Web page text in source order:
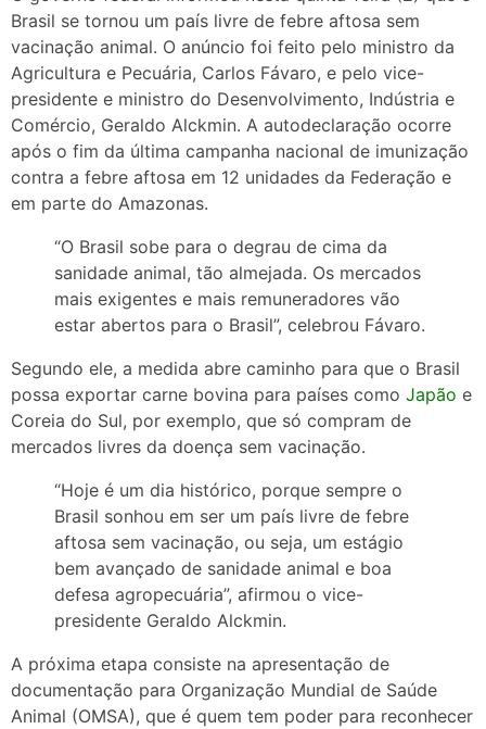
Brasil se tornou um país livre de febre aftosa sem
vacinação animal. O anúncio foi feito pelo ministro da
Agricultura e Pecuária, Carlos Fávaro, e pelo vice-
presidente e ministro do Desenvolvimento, Indústria e
Comércio, Geraldo Alckmin. A autodeclaração ocorre
após o fim da última campanha nacional de imunização
contra a febre aftosa em 12 unidades da Federação e
em parte do Amazonas.
“O Brasil sobe para o degrau de cima da
sanidade animal, tão almejada. Os mercados
mais exigentes e mais remuneradores vão
estar abertos para o Brasil”, celebrou Fávaro.
Segundo ele, a medida abre caminho para que o Brasil
possa exportar carne bovina para países como Japão e
Coreia do Sul, por exemplo, que só compram de
mercados livres da doença sem vacinação.
“Hoje é um dia histórico, porque sempre o
Brasil sonhou em ser um país livre de febre
aftosa sem vacinação, ou seja, um estágio
bem avançado de sanidade animal e boa
defesa agropecuária”, afirmou o vice-
presidente Geraldo Alckmin.
A próxima etapa consiste na apresentação de
documentação para Organização Mundial de Saúde
Animal (OMSA), que é quem tem poder para reconhecer